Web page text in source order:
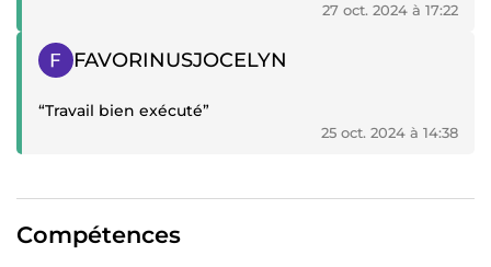
27 oct. 2024 à 17:22
Témoignage positif
FAVORINUSJOCELYN
“Travail bien exécuté”
25 oct. 2024 à 14:38
Compétences